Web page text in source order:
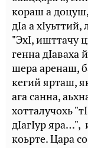
кораш а
дIа а хIуьттий,
"ЭхI, ишттачу
генна дIаваха
шера аренаш,
кегий ярташ,
ага санна,
хотталучохь
дIагIур яра…",
коьрте. Цара